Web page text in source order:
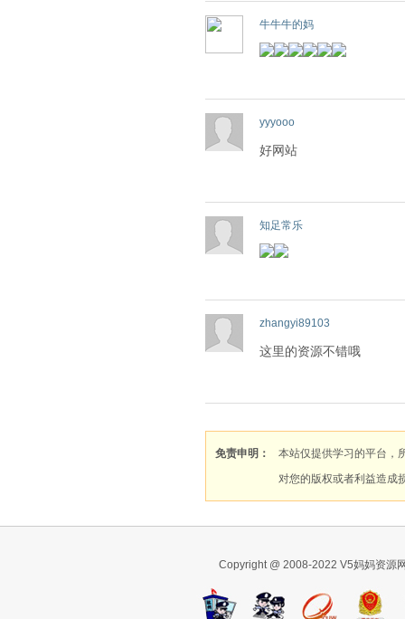
牛牛牛的妈
yyyooo
好网站
知足常乐
zhangyi89103
这里的资源不错哦
免责申明：
本站仅提供学习的平台，
对您的版权或者利益造成
Copyright @ 2008-2022 V5妈妈资源